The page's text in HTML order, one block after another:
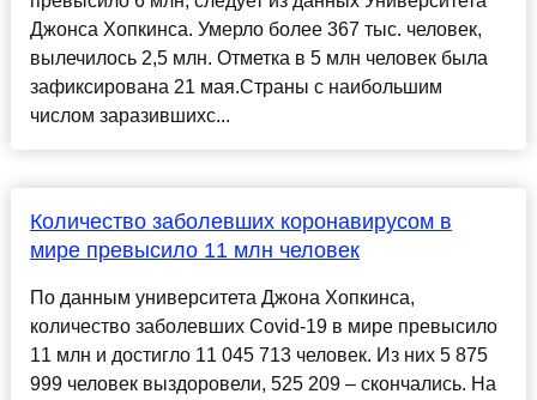
Джонса Хопкинса. Умерло более 367 тыс. человек,
вылечилось 2,5 млн. Отметка в 5 млн человек была
зафиксирована 21 мая.Страны с наибольшим
числом заразившихс...
Количество заболевших коронавирусом в
мире превысило 11 млн человек
По данным университета Джона Хопкинса,
количество заболевших Covid-19 в мире превысило
11 млн и достигло 11 045 713 человек. Из них 5 875
999 человек выздоровели, 525 209 – скончались. На